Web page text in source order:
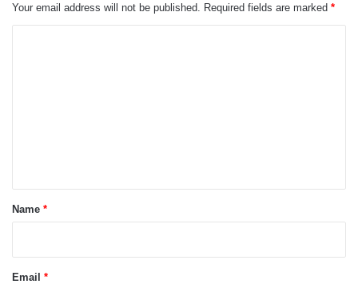
Your email address will not be published. Required fields are marked *
*Name *
Email *